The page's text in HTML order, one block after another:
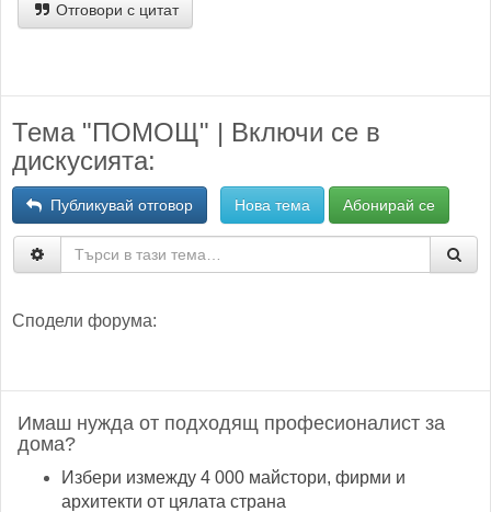
Отговори с цитат
Тема "ПОМОЩ" | Включи се в
дискусията:
Публикувай отговор Нова тема Абонирай се
Сподели форума:
Имаш нужда от подходящ професионалист за
дома?
Избери измежду 4 000 майстори, фирми и
архитекти от цялата страна